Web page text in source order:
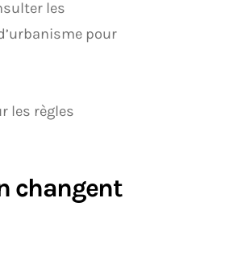
les
pour
les règles
changent